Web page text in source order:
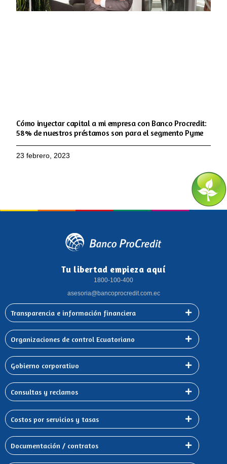
Cómo inyectar capital a mi empresa con Banco Procredit:
58% de nuestros préstamos son para el segmento Pyme
23 febrero, 2023
Tu libertad empieza aquí
1800-100-400
asesoria@bancoprocredit.com.ec
Transparencia e información financiera
Organizaciones de control Ecuatoriano
Gobierno corporativo
Consultas y reclamos
Costos por servicios y tasas
Documentación / contratos